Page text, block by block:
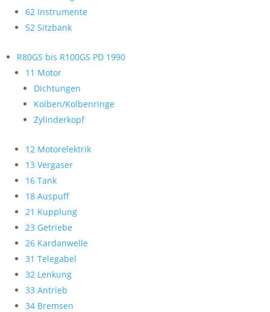
62 Instrumente
52 Sitzbank
R80GS bis R100GS PD 1990
11 Motor
Dichtungen
Kolben/Kolbenringe
Zylinderkopf
12 Motorelektrik
13 Vergaser
16 Tank
18 Auspuff
21 Kupplung
23 Getriebe
26 Kardanwelle
31 Telegabel
32 Lenkung
33 Antrieb
34 Bremsen